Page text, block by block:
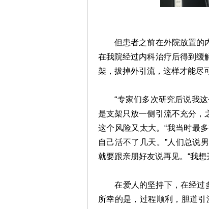
但患者之前在外院放置的
在我院经过内科治疗后得到缓
架，拔掉外引流，这样才能尽
“专家们多次研究后说我这
是支架只放一侧引流不充分，
这个风险又太大。“我当时最
自己活不了几天。”人们总说
就要跟亲朋好友说再见。“我
在爱人的坚持下，在经过多
所幸的是，过程顺利，胆道